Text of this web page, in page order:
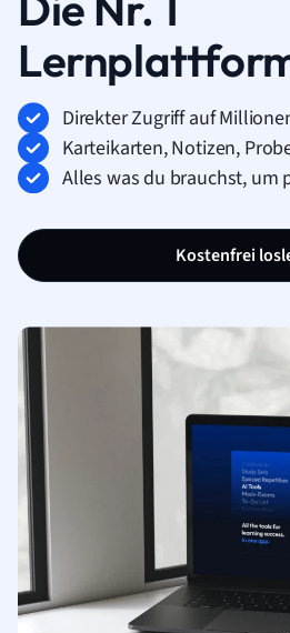
Direkter Zugriff auf
Karteikarten, Notizen,
Alles was du brauchst, um
Kostenfrei